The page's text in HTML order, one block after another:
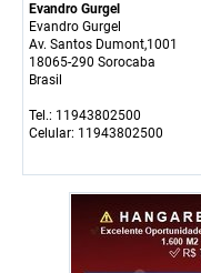
Evandro Gurgel
Evandro Gurgel
Av. Santos Dumont,1001
18065-290 Sorocaba
Brasil
Tel.: 11943802500
Celular: 11943802500